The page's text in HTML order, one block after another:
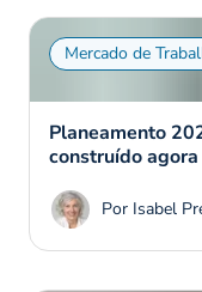
Mercado de
Planeamento
construído agora
Por Isabel